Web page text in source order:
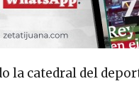
la catedral del